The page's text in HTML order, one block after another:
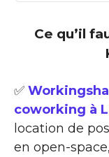
Ce qu’il
✅
coworking à
location de
en open-